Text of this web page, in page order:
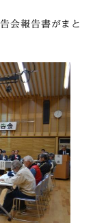
会報告書がまと